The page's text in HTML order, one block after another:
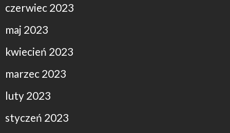
czerwiec 2023
maj 2023
kwiecień 2023
marzec 2023
luty 2023
styczeń 2023